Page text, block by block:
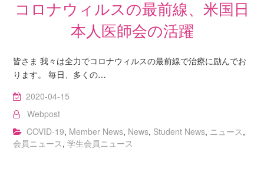
コロナウィルスの最前線、米国日
本人医師会の活躍
皆さま 我々は全力でコロナウィルスの最前線で治療に励んでお
ります。 毎日、多くの…
2020-04-15
Webpost
COVID-19, Member News, News, Student News, ニュース,
会員ニュース,学生会員ニュース